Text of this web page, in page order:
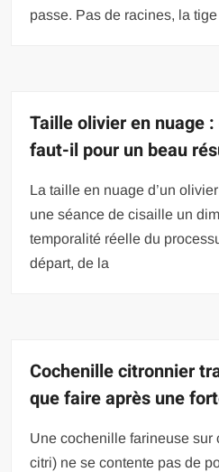
passe. Pas de racines, la
Taille olivier en nuage
faut-il pour un beau
La taille en nuage d’un
une séance de cisaille un
temporalité réelle du
départ, de la
Cochenille citronnier
que faire après une
Une cochenille farineuse sur
citri) ne se contente pas de